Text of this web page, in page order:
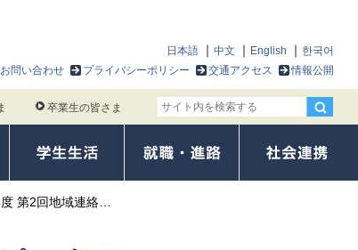
日本語 中文 English
한국어
お問い合わせ プライバシーポリシー 交通アクセス 情報公開
卒業生の皆さま
第2回地域連絡…